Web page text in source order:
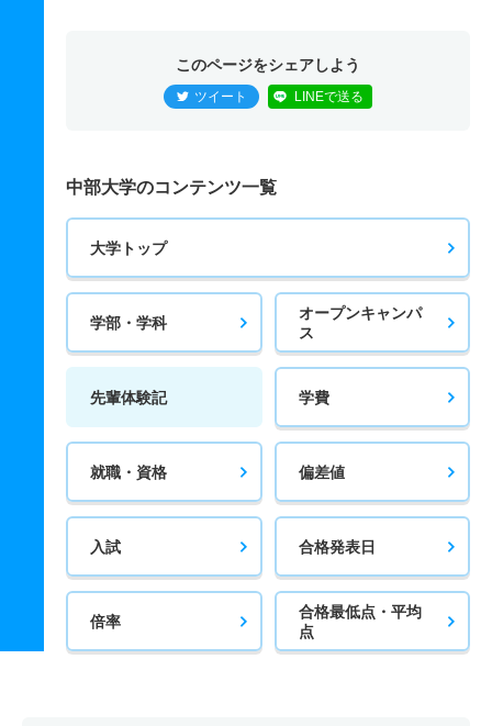
このページをシェアしよう
ツイート LINEで送る
中部大学のコンテンツ一覧
大学トップ
学部・学科
オープンキャンパ
ス
先輩体験記 学費
就職・資格 偏差値
入試 合格発表日
倍率
合格最低点・平均
点